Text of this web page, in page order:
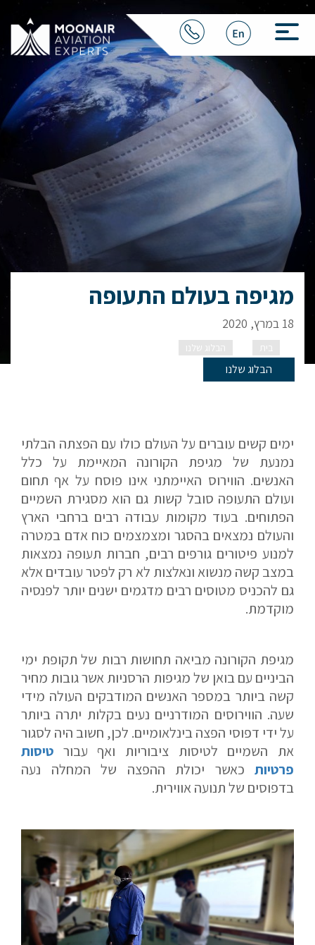
מגיפה בעולם התעופה
18 במרץ, 2020
בית הבלוג שלנו
הבלוג שלנו
ימים קשים עוברים על העולם כולו עם הפצתה הבלתי
נמנעת של מגיפת הקורונה המאיימת על כלל
האנשים. הווירוס האיימתני אינו פוסח על אף תחום
ועולם התעופה סובל קשות גם הוא מסגירת השמיים
הפתוחים. בעוד מקומות עבודה רבים ברחבי הארץ
והעולם נמצאים בהסגר ומצמצמים כוח אדם במטרה
למנוע פיטורים גורפים רבים, חברות תעופה נמצאות
במצב קשה מנשוא ונאלצות לא רק לפטר עובדים אלא
גם להכניס מטוסים רבים מדגמים ישנים יותר לפנסיה
מוקדמת.
מגיפת הקורונה מביאה תחושות רבות של תקופת ימי
הביניים עם בואן של מגיפות הרסניות אשר גובות מחיר
קשה ביותר במספר האנשים המודבקים העולה מידי
שעה. הווירוסים המודרניים נעים בקלות יתרה ביותר
על ידי דפוסי הפצה בינלאומיים. לכן, חשוב היה לסגור
את השמיים לטיסות ציבוריות ואף עבור טיסות
פרטיות כאשר יכולת ההפצה של המחלה נעה
בדפוסים של תנועה אווירית.